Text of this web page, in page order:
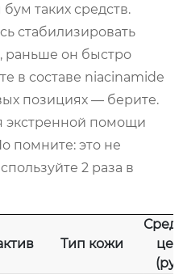
таких средств.
стабилизировать
раньше он быстро
в составе niacinamide
позициях — берите.
экстренной помощи
помните: это не
2 раза в
Тип кожи